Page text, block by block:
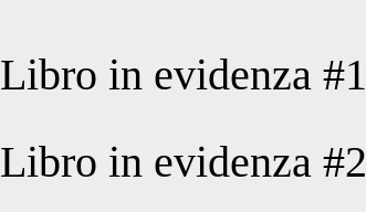
Libro in evidenza #1
Libro in evidenza #2